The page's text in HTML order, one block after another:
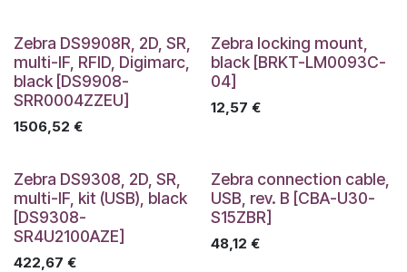
Zebra DS9908R, 2D, SR,
multi-IF, RFID, Digimarc,
black [DS9908-
SRR0004ZZEU]
1506,52 €
Zebra locking mount,
black [BRKT-LM0093C-
04]
12,57 €
Zebra DS9308, 2D, SR,
multi-IF, kit (USB), black
[DS9308-
SR4U2100AZE]
422,67 €
Zebra connection cable,
USB, rev. B [CBA-U30-
S15ZBR]
48,12 €